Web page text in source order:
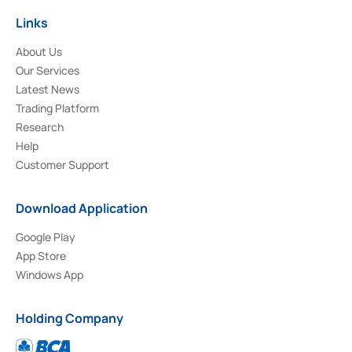
Links
About Us
Our Services
Latest News
Trading Platform
Research
Help
Customer Support
Download Application
Google Play
App Store
Windows App
Holding Company